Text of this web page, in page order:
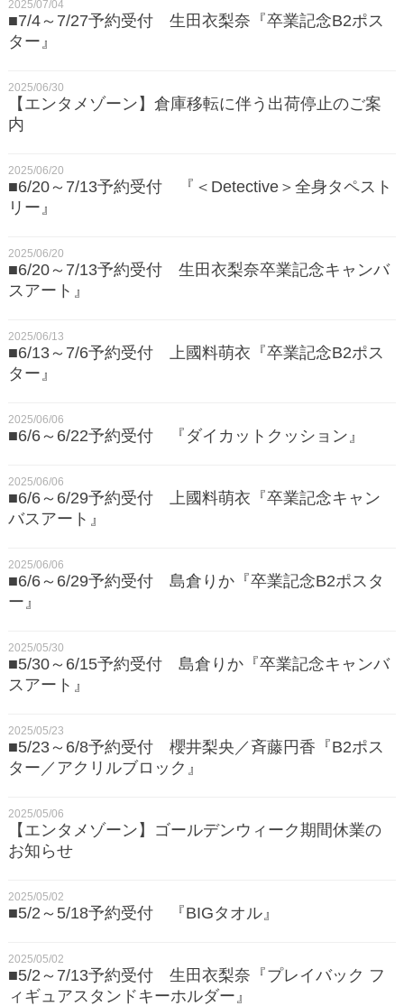
2025/07/04
■7/4～7/27予約受付 生田衣梨奈『卒業記念B2ポス
ター』
2025/06/30
【エンタメゾーン】倉庫移転に伴う出荷停止のご案
内
2025/06/20
■6/20～7/13予約受付 『＜Detective＞全身タペスト
リー』
2025/06/20
■6/20～7/13予約受付 生田衣梨奈卒業記念キャンバ
スアート』
2025/06/13
■6/13～7/6予約受付 上國料萌衣『卒業記念B2ポス
ター』
2025/06/06
■6/6～6/22予約受付 『ダイカットクッション』
2025/06/06
■6/6～6/29予約受付 上國料萌衣『卒業記念キャン
バスアート』
2025/06/06
■6/6～6/29予約受付 島倉りか『卒業記念B2ポスタ
ー』
2025/05/30
■5/30～6/15予約受付 島倉りか『卒業記念キャンバ
スアート』
2025/05/23
■5/23～6/8予約受付 櫻井梨央／斉藤円香『B2ポス
ター／アクリルブロック』
2025/05/06
【エンタメゾーン】ゴールデンウィーク期間休業の
お知らせ
2025/05/02
■5/2～5/18予約受付 『BIGタオル』
2025/05/02
■5/2～7/13予約受付 生田衣梨奈『プレイバック フ
ィギュアスタンドキーホルダー』